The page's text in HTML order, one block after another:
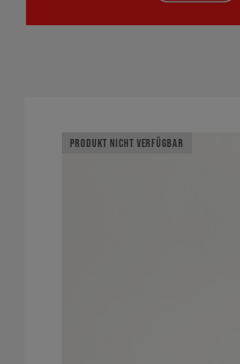
PRODUKT NICHT VERFÜGBAR